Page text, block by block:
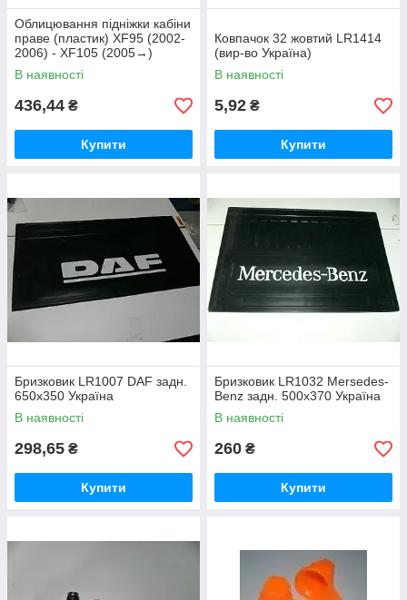
Облицювання підніжки кабіни
праве (пластик) XF95 (2002-
2006) - XF105 (2005→)
1642683 1695235
В наявності
436,44 ₴
Купити
Ковпачок 32 жовтий LR1414
(вир-во Україна)
В наявності
5,92 ₴
Купити
Бризковик LR1007 DAF задн.
650х350 Україна
В наявності
298,65 ₴
Купити
Бризковик LR1032 Mersedes-
Benz задн. 500х370 Україна
В наявності
260 ₴
Купити